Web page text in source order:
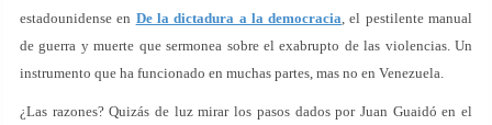
estadounidense en De la dictadura a la democracia, el pestilente manual
de guerra y muerte que sermonea sobre el exabrupto de las violencias. Un
instrumento que ha funcionado en muchas partes, mas no en Venezuela.
¿Las razones? Quizás de luz mirar los pasos dados por Juan Guaidó en el